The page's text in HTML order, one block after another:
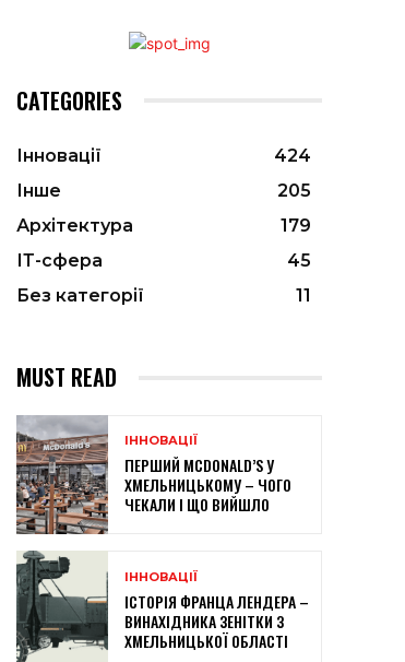
CATEGORIES
Інновації
424
Інше
205
Архітектура
179
ІТ-сфера
45
Без категорії
11
MUST READ
ІННОВАЦІЇ
ПЕРШИЙ MCDONALD’S У
ХМЕЛЬНИЦЬКОМУ – ЧОГО
ЧЕКАЛИ І ЩО ВИЙШЛО
ІННОВАЦІЇ
ІСТОРІЯ ФРАНЦА ЛЕНДЕРА –
ВИНАХІДНИКА ЗЕНІТКИ З
ХМЕЛЬНИЦЬКОЇ ОБЛАСТІ